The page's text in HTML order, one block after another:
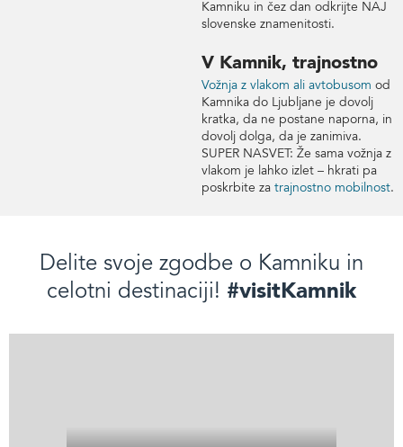
Kamniku in čez dan odkrijte NAJ
slovenske znamenitosti.
V Kamnik, trajnostno
Vožnja z vlakom ali avtobusom od
Kamnika do Ljubljane je dovolj
kratka, da ne postane naporna, in
dovolj dolga, da je zanimiva.
SUPER NASVET: Že sama vožnja z
vlakom je lahko izlet – hkrati pa
poskrbite za trajnostno mobilnost.
Delite svoje zgodbe o Kamniku in
celotni destinaciji! #visitKamnik